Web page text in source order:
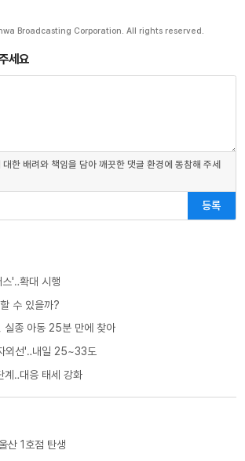
Broadcasting Corporation. All rights reserved.
세요
한 배려와 책임을 담아 깨끗한 댓글 환경에 동참해 주세
등록
'‥확대 시행
수 있을까?
실종 아동 25분 만에 찾아
외선'‥내일 25~33도
계‥대응 태세 강화
산 1호점 탄생